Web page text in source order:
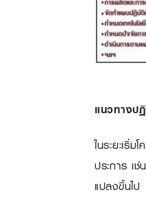
แนวทางป
ในระยะเริ่
ประการ เ
แปลงขึ้นไป